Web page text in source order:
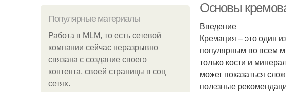
Популярные материалы
Работа в MLM, то есть сетевой
компании сейчас неразрывно
связана с создание своего
контента, своей страницы в соц
сетях.
Основы
Введение
Кремация – это один
популярным во всем
только кости и
может показаться
полезные